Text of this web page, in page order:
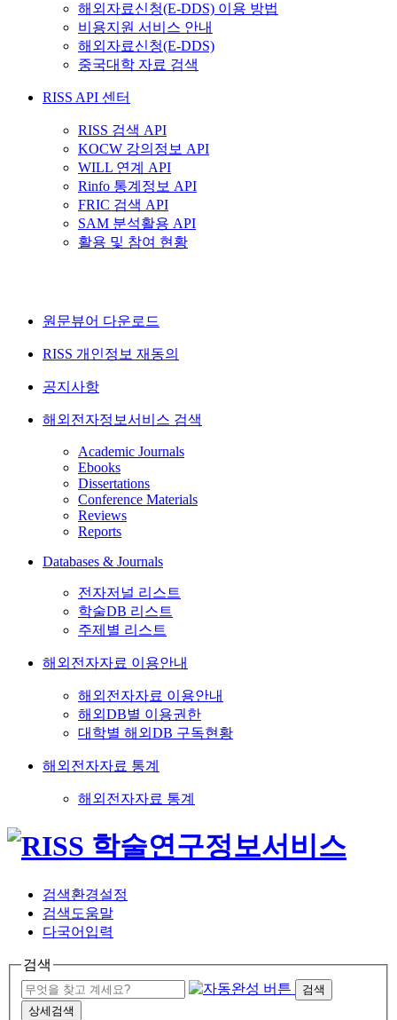
해외자료신청(E-DDS) 이용 방법
비용지원 서비스 안내
해외자료신청(E-DDS)
중국대학 자료 검색
RISS API 센터
RISS 검색 API
KOCW 강의정보 API
WILL 연계 API
Rinfo 통계정보 API
FRIC 검색 API
SAM 분석활용 API
활용 및 참여 현황
원문뷰어 다운로드
RISS 개인정보 재동의
공지사항
해외전자정보서비스 검색
Academic Journals
Ebooks
Dissertations
Conference Materials
Reviews
Reports
Databases & Journals
전자저널 리스트
학술DB 리스트
주제별 리스트
해외전자자료 이용안내
해외전자자료 이용안내
해외DB별 이용권한
대학별 해외DB 구독현황
해외전자자료 통계
해외전자자료 통계
검색환경설정
검색도움말
다국어입력
검색
검색
상세검색